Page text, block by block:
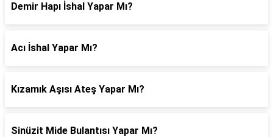
Demir Hapı İshal Yapar Mı?
Acı İshal Yapar Mı?
Kızamık Aşısı Ateş Yapar Mı?
Sinüzit Mide Bulantısı Yapar Mı?